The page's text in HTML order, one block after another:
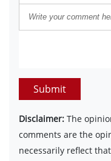
Submit
Disclaimer: The
comments are the
necessarily reflect